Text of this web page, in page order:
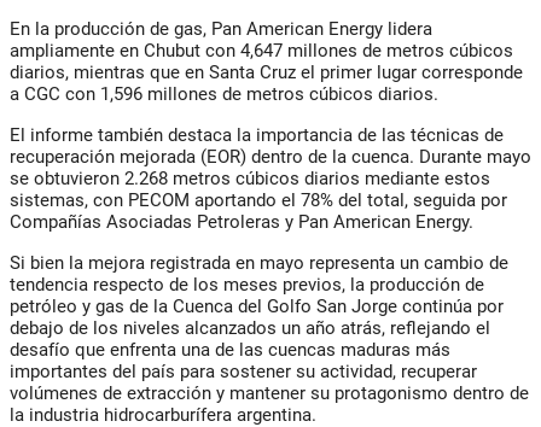
En la producción de gas, Pan American Energy lidera
ampliamente en Chubut con 4,647 millones de metros cúbicos
diarios, mientras que en Santa Cruz el primer lugar corresponde
a CGC con 1,596 millones de metros cúbicos diarios.
El informe también destaca la importancia de las técnicas de
recuperación mejorada (EOR) dentro de la cuenca. Durante mayo
se obtuvieron 2.268 metros cúbicos diarios mediante estos
sistemas, con PECOM aportando el 78% del total, seguida por
Compañías Asociadas Petroleras y Pan American Energy.
Si bien la mejora registrada en mayo representa un cambio de
tendencia respecto de los meses previos, la producción de
petróleo y gas de la Cuenca del Golfo San Jorge continúa por
debajo de los niveles alcanzados un año atrás, reflejando el
desafío que enfrenta una de las cuencas maduras más
importantes del país para sostener su actividad, recuperar
volúmenes de extracción y mantener su protagonismo dentro de
la industria hidrocarburífera argentina.